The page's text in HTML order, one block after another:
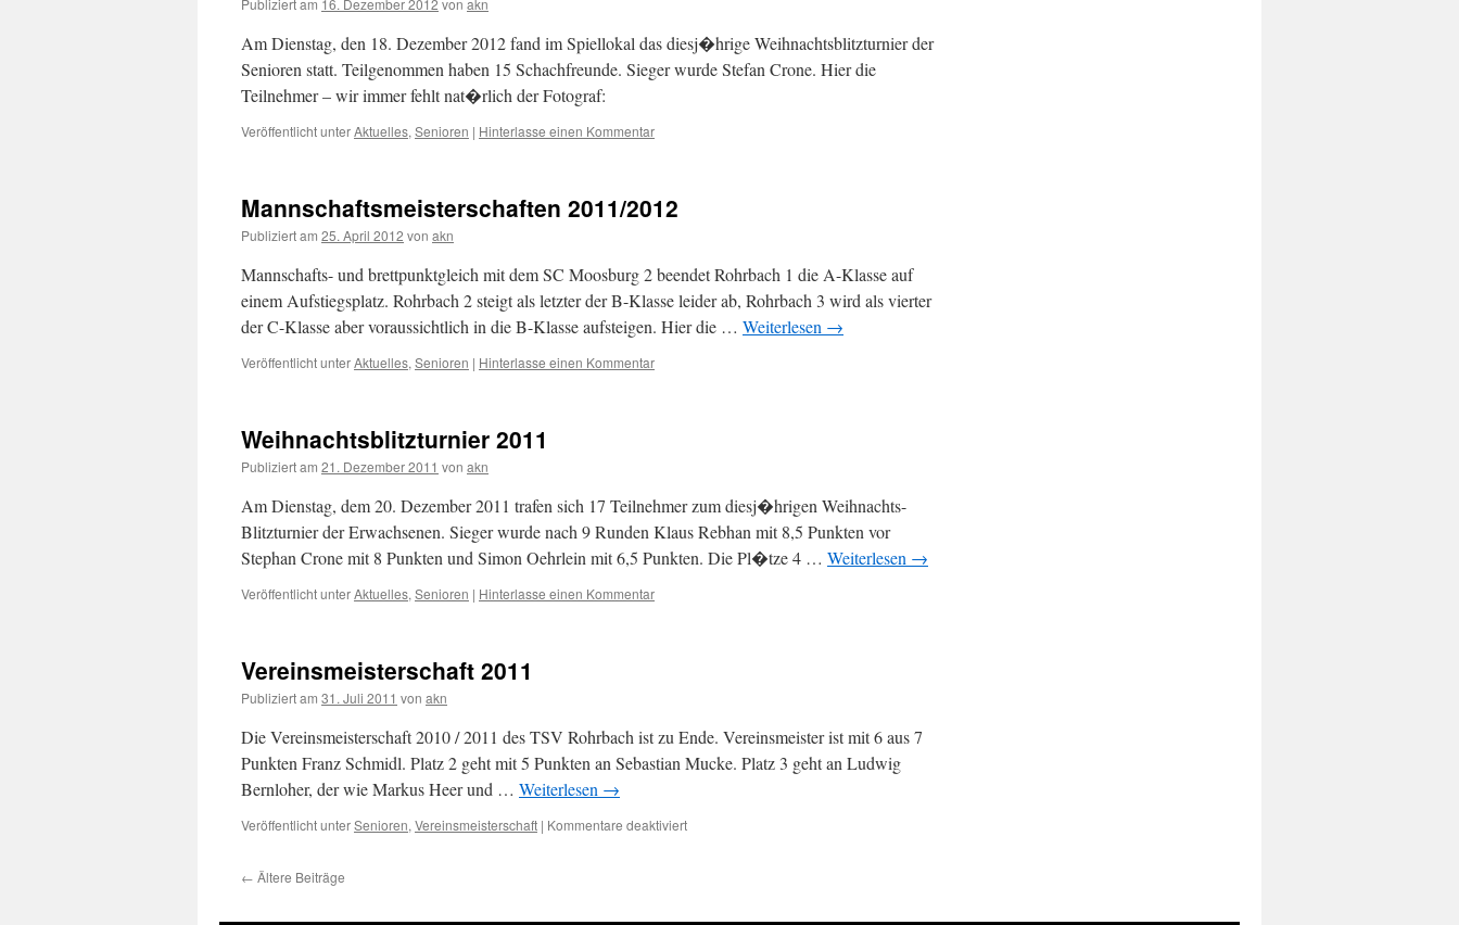
Publiziert am 16. Dezember 2012 von akn
Am Dienstag, den 18. Dezember 2012 fand im Spiellokal das diesj�hrige Weihnachtsblitzturnier der
Senioren statt. Teilgenommen haben 15 Schachfreunde. Sieger wurde Stefan Crone. Hier die
Teilnehmer – wir immer fehlt nat�rlich der Fotograf:
Veröffentlicht unterAktuelles, Senioren | Hinterlasse einen Kommentar
Mannschaftsmeisterschaften 2011/2012
Publiziert am 25. April 2012 von akn
Mannschafts- und brettpunktgleich mit dem SC Moosburg 2 beendet Rohrbach 1 die A-Klasse auf
einem Aufstiegsplatz. Rohrbach 2 steigt als letzter der B-Klasse leider ab, Rohrbach 3 wird als vierter
der C-Klasse aber voraussichtlich in die B-Klasse aufsteigen. Hier die … Weiterlesen →
Veröffentlicht unterAktuelles, Senioren | Hinterlasse einen Kommentar
Weihnachtsblitzturnier 2011
Publiziert am 21. Dezember 2011 von akn
Am Dienstag, dem 20. Dezember 2011 trafen sich 17 Teilnehmer zum diesj�hrigen Weihnachts-
Blitzturnier der Erwachsenen. Sieger wurde nach 9 Runden Klaus Rebhan mit 8,5 Punkten vor
Stephan Crone mit 8 Punkten und Simon Oehrlein mit 6,5 Punkten. Die Pl�tze 4 … Weiterlesen →
Veröffentlicht unterAktuelles, Senioren | Hinterlasse einen Kommentar
Vereinsmeisterschaft 2011
Publiziert am 31. Juli 2011 von akn
Die Vereinsmeisterschaft 2010 / 2011 des TSV Rohrbach ist zu Ende. Vereinsmeister ist mit 6 aus 7
Punkten Franz Schmidl. Platz 2 geht mit 5 Punkten an Sebastian Mucke. Platz 3 geht an Ludwig
Bernloher, der wie Markus Heer und … Weiterlesen →
Veröffentlicht unterSenioren, Vereinsmeisterschaft | Kommentare deaktiviertfür
← Ältere Beiträge